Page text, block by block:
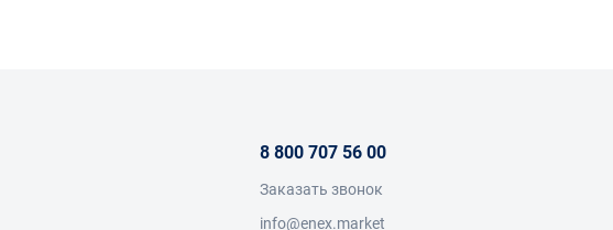
8 800 707 56 00
Заказать звонок
info@enex.market